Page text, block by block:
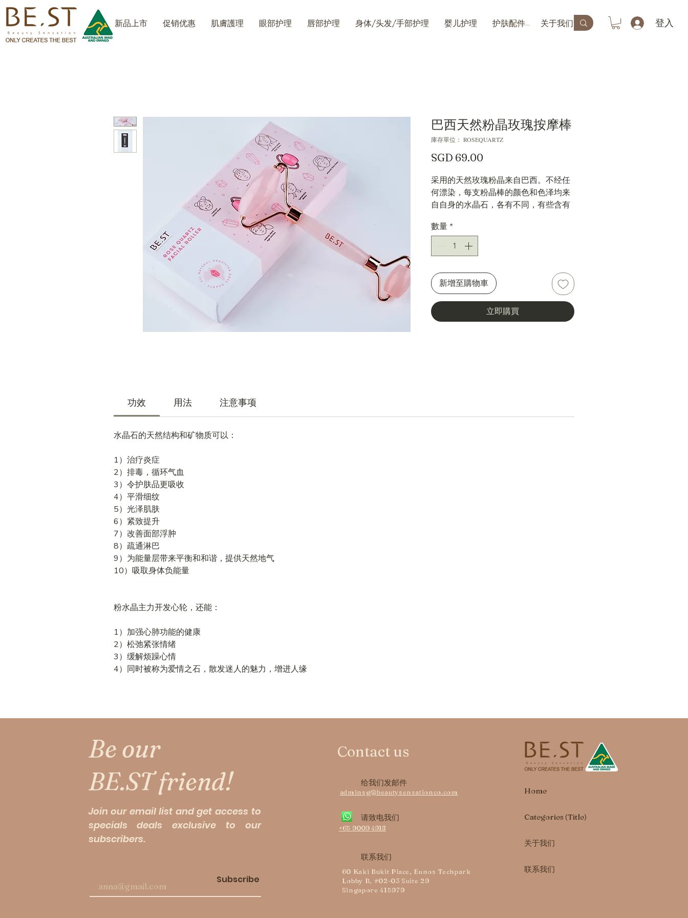
新品上市 促销优惠 肌膚護理 眼部护理 唇部护理 身体/头发/手部护理 婴儿护理 护肤配件 关于我们 登入
巴西天然粉晶玫瑰按摩棒
庫存單位： ROSEQUARTZ
SGD 69.00價
采用的天然玫瑰粉晶来自巴西。不经任
何漂染，每支粉晶棒的颜色和色泽均来
自自身的水晶石，各有不同，有些含有
云石色。形成难度较大，也相对稀少、
珍贵。颜色属于「色心致色」，从血统
上说，巴西粉水晶才是真正的粉水晶。
數量 *
新增至購物車
立即購買
功效 用法 注意事项
水晶石的天然结构和矿物质可以：
1）治疗炎症
2）排毒，循环气血
3）令护肤品更吸收
4）平滑细纹
5）光泽肌肤
6）紧致提升
7）改善面部浮肿
8）疏通淋巴
9）为能量层带来平衡和和谐，提供天然地气
10）吸取身体负能量
粉水晶主力开发心轮，还能：
1）加强心肺功能的健康
2）松弛紧张情绪
3）缓解烦躁心情
4）同时被称为爱情之石，散发迷人的魅力，增进人缘
Be our
BE.ST friend!
Join our email list and get access to
specials deals exclusive to our
subscribers.
Subscribe
Contact us
adminsg@beautysensationco.com
给我们发邮件
请致电我们
+65 9009 4918
联系我们
60 Kaki Bukit Place, Eunos Techpark
Lobby B, #02-03 Suite 29
Singapore 415979
Home
Categories (Title)
关于我们
联系我们